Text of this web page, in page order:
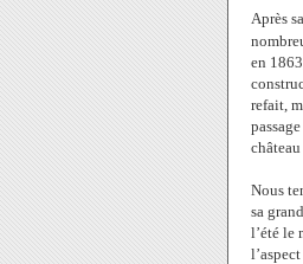
Après
en
refait,
château
Nous
sa
l’été le